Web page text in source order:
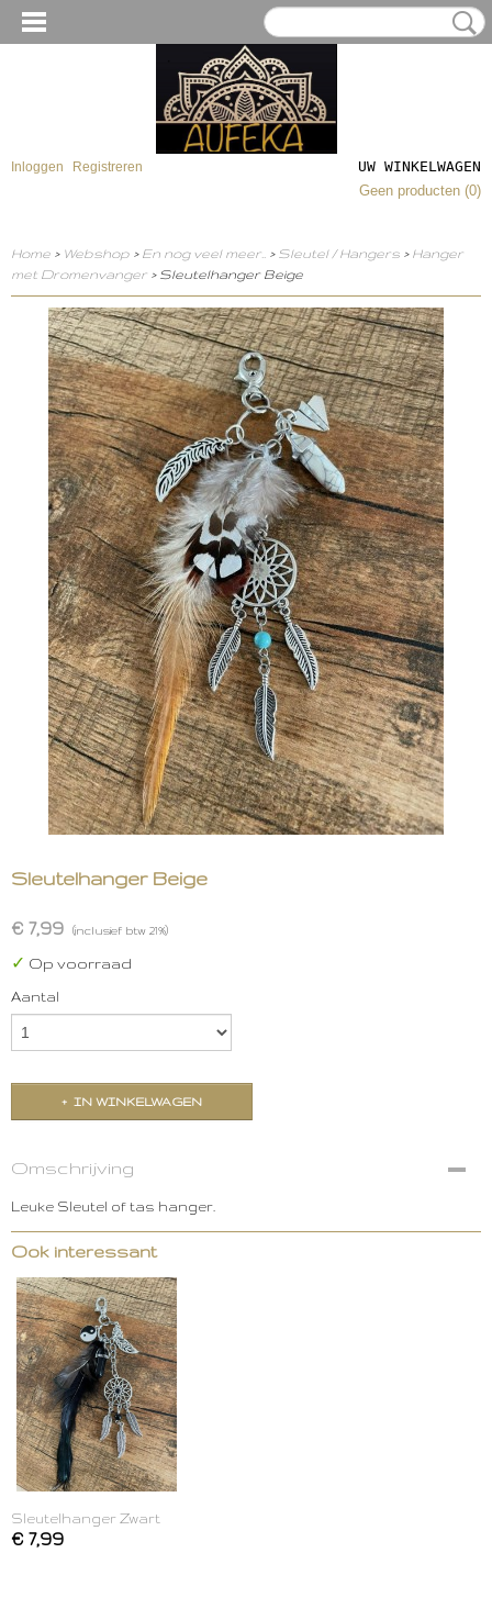
Inloggen Registreren
UW WINKELWAGEN
Geen producten (0)
Home > Webshop > En nog veel meer.. > Sleutel / Hangers > Hanger
met Dromenvanger > Sleutelhanger Beige
Sleutelhanger Beige
€ 7,99 (inclusief btw 21%)
✓ Op voorraad
Aantal
IN WINKELWAGEN
Omschrijving
Leuke Sleutel of tas hanger.
Ook interessant
Sleutelhanger Zwart
€ 7,99